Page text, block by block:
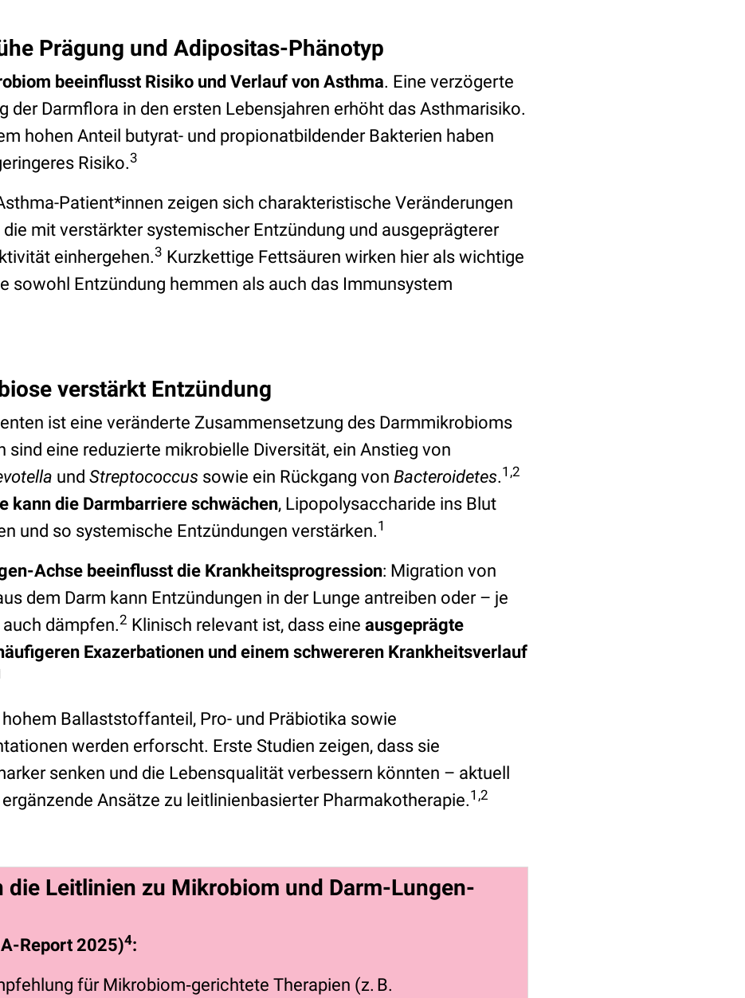
Prägung und Adipositas-Phänotyp
beeinflusst Risiko und Verlauf von Asthma. Eine verzögerte
der Darmflora in den ersten Lebensjahren erhöht das Asthmarisiko.
hohen Anteil butyrat- und propionatbildender Bakterien haben
Risiko.3
Patient*innen zeigen sich charakteristische Veränderungen
mit verstärkter systemischer Entzündung und ausgeprägterer
einhergehen.3 Kurzkettige Fettsäuren wirken hier als wichtige
sowohl Entzündung hemmen als auch das Immunsystem
verstärkt Entzündung
ist eine veränderte Zusammensetzung des Darmmikrobioms
sind eine reduzierte mikrobielle Diversität, ein Anstieg von
und Streptococcus sowie ein Rückgang von Bacteroidetes.1,2
kann die Darmbarriere schwächen, Lipopolysaccharide ins Blut
und so systemische Entzündungen verstärken.1
Achse beeinflusst die Krankheitsprogression: Migration von
dem Darm kann Entzündungen in der Lunge antreiben oder – je
dämpfen.2 Klinisch relevant ist, dass eine ausgeprägte
Exazerbationen und einem schwereren Krankheitsverlauf
Ballaststoffanteil, Pro- und Präbiotika sowie
werden erforscht. Erste Studien zeigen, dass sie
senken und die Lebensqualität verbessern könnten – aktuell
Ansätze zu leitlinienbasierter Pharmakotherapie.1,2
die Leitlinien zu Mikrobiom und Darm-Lungen-
Report 2025)4:
für Mikrobiom‑gerichtete Therapien (z. B.